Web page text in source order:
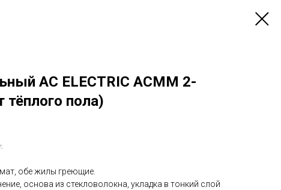
AC ELECTRIC ACMM 2-
тёплого пола)
обе жилы греющие.
основа из стекловолокна, укладка в тонкий слой